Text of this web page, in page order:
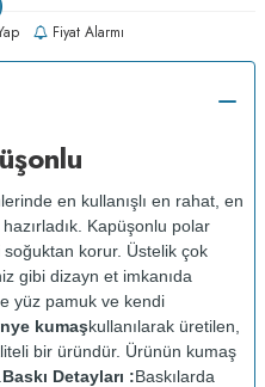
Fiyat Alarmı
en kullanışlı en rahat, en
Kapüşonlu polar
soğuktan korur. Üstelik çok
gibi dizayn et imkanıda
yüz pamuk ve kendi
kumaşkullanılarak üretilen,
bir üründür. Ürünün kumaş
Baskı Detayları :Baskılarda